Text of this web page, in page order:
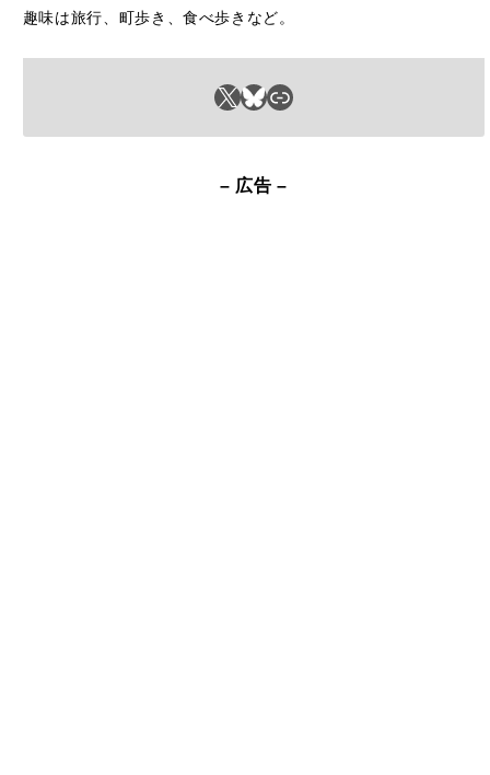
趣味は旅行、町歩き、食べ歩きなど。
X Bluesky リンク
– 広告 –